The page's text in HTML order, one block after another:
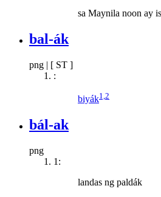
sa Maynila noon ay
bal-ák
png | [ ST ]
:
biyák1,2
bál-ak
png
1:
landas ng paldák